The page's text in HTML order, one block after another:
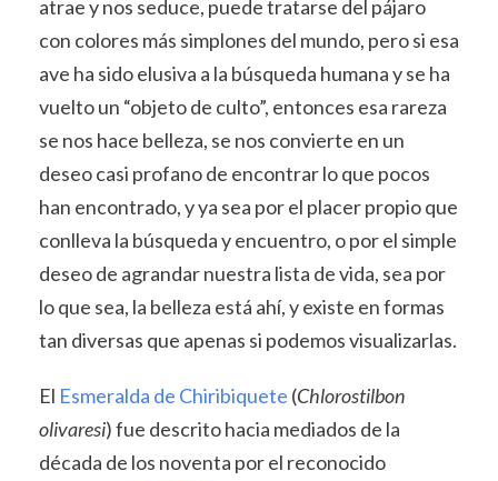
atrae y nos seduce, puede tratarse del pájaro
con colores más simplones del mundo, pero si esa
ave ha sido elusiva a la búsqueda humana y se ha
vuelto un “objeto de culto”, entonces esa rareza
se nos hace belleza, se nos convierte en un
deseo casi profano de encontrar lo que pocos
han encontrado, y ya sea por el placer propio que
conlleva la búsqueda y encuentro, o por el simple
deseo de agrandar nuestra lista de vida, sea por
lo que sea, la belleza está ahí, y existe en formas
tan diversas que apenas si podemos visualizarlas.
El Esmeralda de Chiribiquete (Chlorostilbon
olivaresi) fue descrito hacia mediados de la
década de los noventa por el reconocido